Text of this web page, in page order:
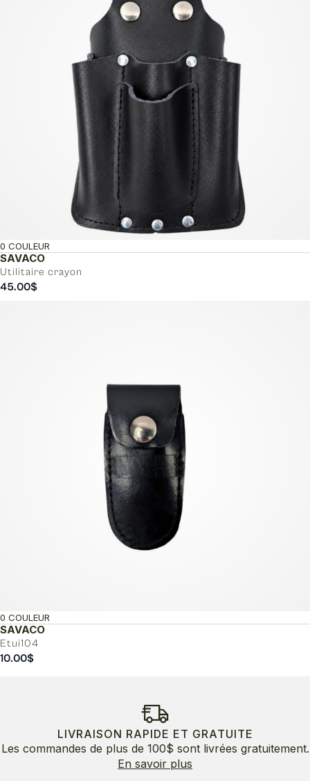
SAVACO
Utilitaire crayon
0 COULEUR
45.00$
SAVACO
Etui104
0 COULEUR
10.00$
LIVRAISON RAPIDE ET GRATUITE
Les commandes de plus de 100$ sont livrées gratuitement.
En savoir plus